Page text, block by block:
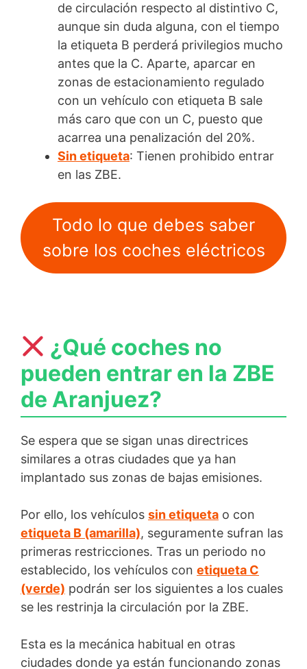
de circulación respecto al distintivo C,
aunque sin duda alguna, con el tiempo
la etiqueta B perderá privilegios mucho
antes que la C. Aparte, aparcar en
zonas de estacionamiento regulado
con un vehículo con etiqueta B sale
más caro que con un C, puesto que
acarrea una penalización del 20%.
Sin etiqueta: Tienen prohibido entrar
en las ZBE.
Todo lo que debes saber
sobre los coches eléctricos
¿Qué coches no
pueden entrar en la ZBE
de Aranjuez?
Se espera que se sigan unas directrices
similares a otras ciudades que ya han
implantado sus zonas de bajas emisiones.
Por ello, los vehículos sin etiqueta o con
etiqueta B (amarilla), seguramente sufran las
primeras restricciones. Tras un periodo no
establecido, los vehículos con etiqueta C
(verde) podrán ser los siguientes a los cuales
se les restrinja la circulación por la ZBE.
Esta es la mecánica habitual en otras
ciudades donde ya están funcionando zonas